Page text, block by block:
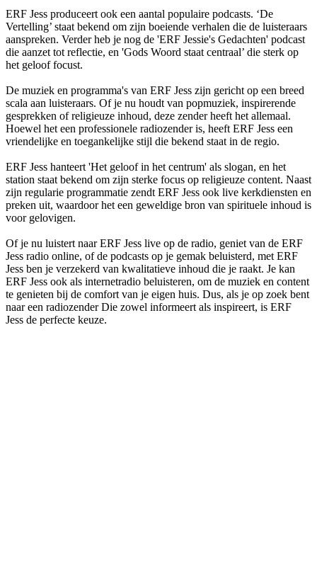
ERF Jess produceert ook een aantal populaire podcasts. ‘De
Vertelling’ staat bekend om zijn boeiende verhalen die de luisteraars
aanspreken. Verder heb je nog de 'ERF Jessie's Gedachten' podcast
die aanzet tot reflectie, en 'Gods Woord staat centraal’ die sterk op
het geloof focust.
De muziek en programma's van ERF Jess zijn gericht op een breed
scala aan luisteraars. Of je nu houdt van popmuziek, inspirerende
gesprekken of religieuze inhoud, deze zender heeft het allemaal.
Hoewel het een professionele radiozender is, heeft ERF Jess een
vriendelijke en toegankelijke stijl die bekend staat in de regio.
ERF Jess hanteert 'Het geloof in het centrum' als slogan, en het
station staat bekend om zijn sterke focus op religieuze content. Naast
zijn regularie programmatie zendt ERF Jess ook live kerkdiensten en
preken uit, waardoor het een geweldige bron van spirituele inhoud is
voor gelovigen.
Of je nu luistert naar ERF Jess live op de radio, geniet van de ERF
Jess radio online, of de podcasts op je gemak beluisterd, met ERF
Jess ben je verzekerd van kwalitatieve inhoud die je raakt. Je kan
ERF Jess ook als internetradio beluisteren, om de muziek en content
te genieten bij de comfort van je eigen huis. Dus, als je op zoek bent
naar een radiozender Die zowel informeert als inspireert, is ERF
Jess de perfecte keuze.